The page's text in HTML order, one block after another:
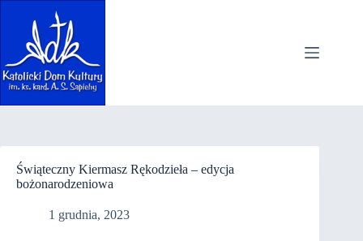
Świąteczny Kiermasz Rękodzieła – edycja
bożonarodzeniowa
1 grudnia, 2023